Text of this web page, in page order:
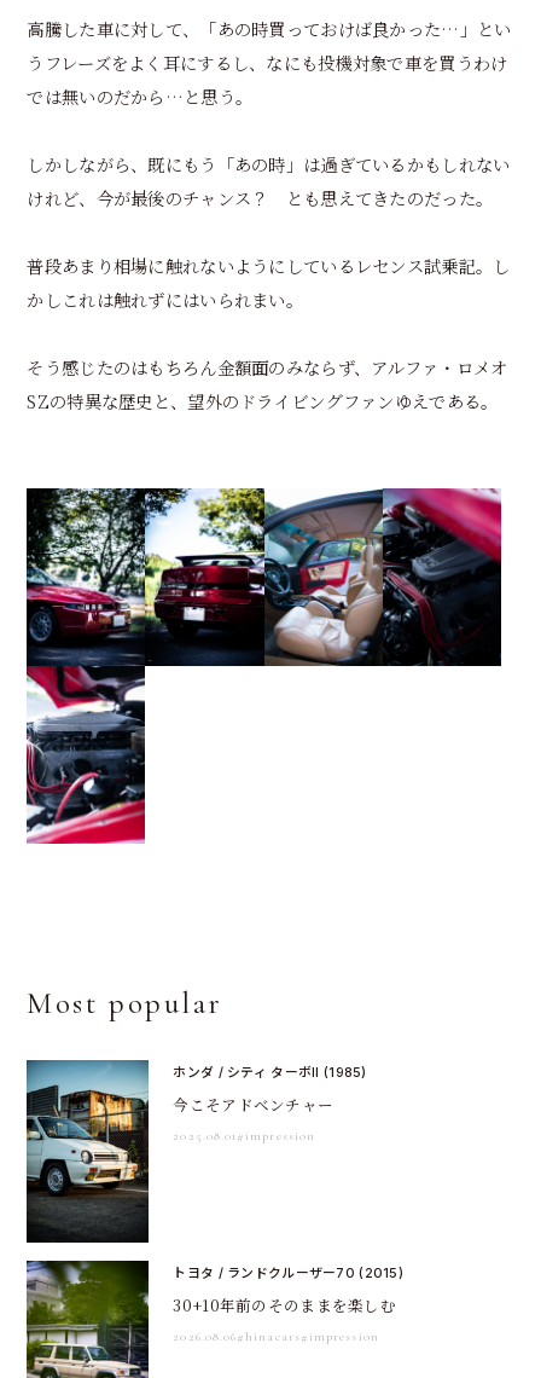
高騰した車に対して、「あの時買っておけば良かった…」とい
うフレーズをよく耳にするし、なにも投機対象で車を買うわけ
では無いのだから…と思う。
しかしながら、既にもう「あの時」は過ぎているかもしれない
けれど、今が最後のチャンス？ とも思えてきたのだった。
普段あまり相場に触れないようにしているレセンス試乗記。し
かしこれは触れずにはいられまい。
そう感じたのはもちろん金額面のみならず、アルファ・ロメオ
SZの特異な歴史と、望外のドライビングファンゆえである。
Most popular
ホンダ / シティ ターボII (1985)
今こそアドベンチャー
2025.08.01 #impression
トヨタ / ランドクルーザー70 (2015)
30+10年前のそのままを楽しむ
2026.08.06#hinacars#impression